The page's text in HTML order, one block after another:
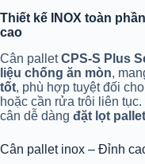
Thiết kế INOX toàn
cao
Cân palletCPS-S Plus
liệu chống ăn mòn,
tốt, phù hợp tuyệt đối
hoặc cần rửa trôi liên
cân dễ dàng đặt lọt pallet
Cân pallet inox – Đỉnh